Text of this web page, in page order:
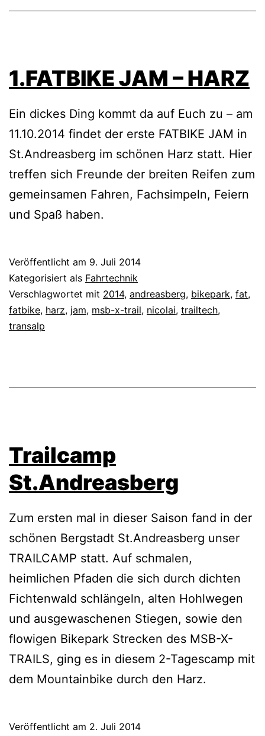
1.FATBIKE JAM – HARZ
Ein dickes Ding kommt da auf Euch zu – am
11.10.2014 findet der erste FATBIKE JAM in
St.Andreasberg im schönen Harz statt. Hier
treffen sich Freunde der breiten Reifen zum
gemeinsamen Fahren, Fachsimpeln, Feiern
und Spaß haben.
Veröffentlicht am 9. Juli 2014
Kategorisiert als Fahrtechnik
Verschlagwortet mit 2014, andreasberg, bikepark, fat,
fatbike, harz, jam, msb-x-trail, nicolai, trailtech,
transalp
Trailcamp
St.Andreasberg
Zum ersten mal in dieser Saison fand in der
schönen Bergstadt St.Andreasberg unser
TRAILCAMP statt. Auf schmalen,
heimlichen Pfaden die sich durch dichten
Fichtenwald schlängeln, alten Hohlwegen
und ausgewaschenen Stiegen, sowie den
flowigen Bikepark Strecken des MSB-X-
TRAILS, ging es in diesem 2-Tagescamp mit
dem Mountainbike durch den Harz.
Veröffentlicht am 2. Juli 2014